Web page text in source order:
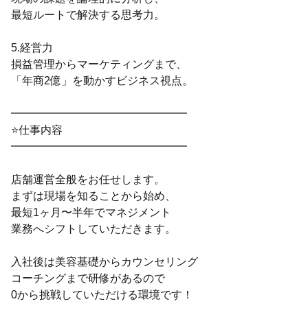
最短ルートで解決する思考力。
5.経営力
損益管理からマーケティングまで、
「年商2億」を動かすビジネス視点。
━━━━━━━━━━━━━━━━
⭐仕事内容
━━━━━━━━━━━━━━━━
店舗運営全般をお任せします。
まずは現場を知ることから始め、
最短1ヶ月〜半年でマネジメント
業務へシフトしていただきます。
入社後は美容基礎からカウンセリング
コーチングまで研修があるので
0から挑戦していただける環境です！